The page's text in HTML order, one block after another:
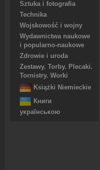
Sztuka i fotografia
Technika
Wojskowość i wojny
Wydawnictwa naukowe
i popularno-naukowe
Zdrowie i uroda
Zestawy. Torby. Plecaki.
Tornistry. Worki
Książki Niemieckie
Книги
українською